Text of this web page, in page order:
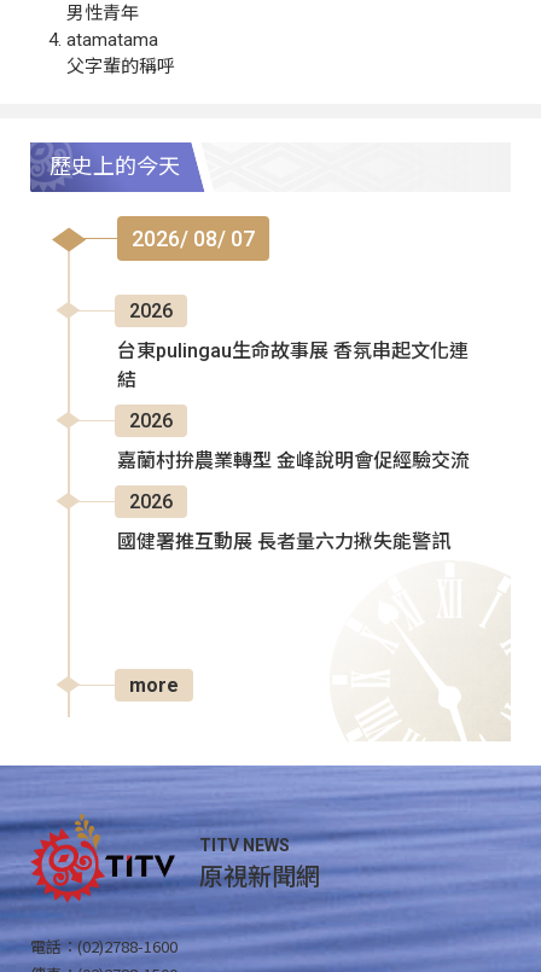
男性青年
atamatama
父字輩的稱呼
歷史上的今天
2026/ 08/ 07
2026
台東pulingau生命故事展 香氛串起文化連
結
2026
嘉蘭村拚農業轉型 金峰說明會促經驗交流
2026
國健署推互動展 長者量六力揪失能警訊
more
TITV NEWS
原視新聞網
電話：(02)2788-1600